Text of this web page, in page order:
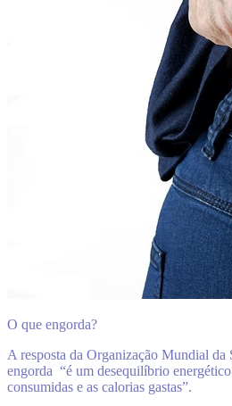
O que engorda?
A resposta da Organização Mundial da
engorda “é um desequilíbrio
consumidas e as calorias gastas”.